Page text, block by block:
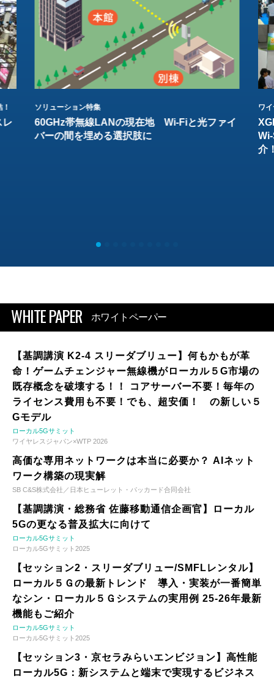
レ
ソリューション特集
60GHz帯無線LANの現在地 Wi-Fiと光ファイ
バーの間を埋める選択肢に
ワ
介
WHITE PAPER ホワイトペーパー
【基調講演 K2-4 スリーダブリュー】何もかもが革
命！ゲームチェンジャー無線機がローカル５G市場の
既存概念を破壊する！！ コアサーバー不要！毎年の
ライセンス費用も不要！でも、超安価！ の新しい５
Gモデル
ローカル5Gサミット
ワイヤレスジャパン×WTP 2026
高価な専用ネットワークは本当に必要か？ AIネット
ワーク構築の現実解
SB C&S株式会社／日本ヒューレット・パッカード合同会社
【基調講演・総務省 佐藤移動通信企画官】ローカル
5Gの更なる普及拡大に向けて
ローカル5Gサミット
ローカル5Gサミット2025
【セッション2・スリーダブリュー/SMFLレンタル】
ローカル５Ｇの最新トレンド 導入・実装が一番簡単
なシン・ローカル５Ｇシステムの実用例 25-26年最新
機能もご紹介
ローカル5Gサミット
ローカル5Gサミット2025
【セッション3・京セラみらいエンビジョン】高性能
ローカル5G：新システムと端末で実現するビジネス